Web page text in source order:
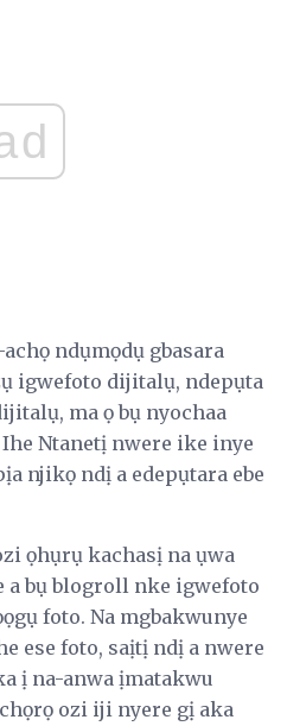
ndụmọdụ gbasara
igwefoto dijitalụ, ndepụta
ma ọ bụ nyochaa
Ntanetị nwere ike inye
njikọ ndị a edepụtara ebe
ọhụrụ kachasị na ụwa
a bụ blogroll nke igwefoto
foto. Na mgbakwunye
ese foto, saịtị ndị a nwere
ị na-anwa ịmatakwu
ozi iji nyere gị aka